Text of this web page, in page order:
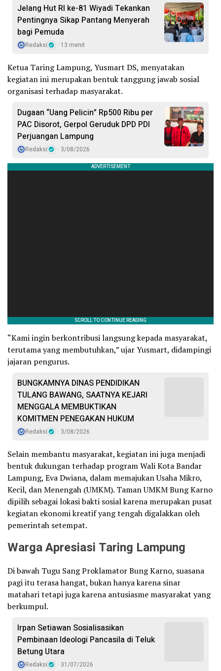
Jelang Hut RI ke-81 Wiyadi Tekankan
Pentingnya Sikap Pantang Menyerah
bagi Pemuda
Redaksi 13 menit
Ketua Taring Lampung, Yusmart DS, menyatakan
kegiatan ini merupakan bentuk tanggung jawab sosial
organisasi terhadap masyarakat.
Dugaan “Uang Pelicin” Rp500 Ribu per
PAC Disorot, Gerpol Geruduk DPD PDI
Perjuangan Lampung
Redaksi 3/08/2026
“Kami ingin berkontribusi langsung kepada masyarakat,
terutama yang membutuhkan,” ujar Yusmart, didampingi
jajaran pengurus.
BUNGKAMNYA DINAS PENDIDIKAN
TULANG BAWANG, SAATNYA KEJARI
MENGGALA MEMBUKTIKAN
KOMITMEN PENEGAKAN HUKUM
Redaksi 3/08/2026
Selain membantu masyarakat, kegiatan ini juga menjadi
bentuk dukungan terhadap program Wali Kota Bandar
Lampung, Eva Dwiana, dalam memajukan Usaha Mikro,
Kecil, dan Menengah (UMKM). Taman UMKM Bung Karno
dipilih sebagai lokasi bakti sosial karena merupakan pusat
kegiatan ekonomi kreatif yang tengah digalakkan oleh
pemerintah setempat.
Warga Apresiasi Taring Lampung
Di bawah Tugu Sang Proklamator Bung Karno, suasana
pagi itu terasa hangat, bukan hanya karena sinar
matahari tetapi juga karena antusiasme masyarakat yang
berkumpul.
Irpan Setiawan Sosialisasikan
Pembinaan Ideologi Pancasila di Teluk
Betung Utara
Redaksi 31/07/2026